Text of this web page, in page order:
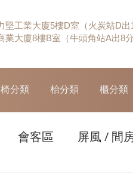
堅工業大廈5樓D室（火炭站D出
業大廈8樓B室（牛頭角站A出8分
椅分類 枱分類 櫃分類
會客區 屏風 / 間